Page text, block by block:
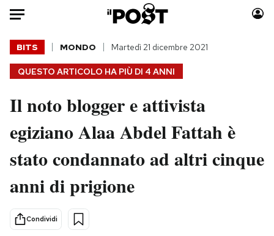
Auto
HOME
Italia
Politica
Tecnologia
Scienza
Cultura
Economia
Moda
Consumismi
Storie/Idee
QUESTO ARTICOLO HA PIÙ DI 4 ANNI
BITS MONDO Martedì 21 dicembre 2021
Il noto blogger e attivista
egiziano Alaa Abdel Fattah è
stato condannato ad altri cinque
anni di prigione
Condividi